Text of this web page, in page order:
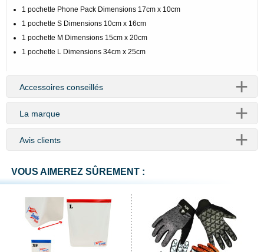
1 pochette Phone Pack Dimensions 17cm x 10cm
1 pochette S Dimensions 10cm x 16cm
1 pochette M Dimensions 15cm x 20cm
1 pochette L Dimensions 34cm x 25cm
Accessoires conseillés
La marque
Avis clients
VOUS AIMEREZ SÛREMENT :